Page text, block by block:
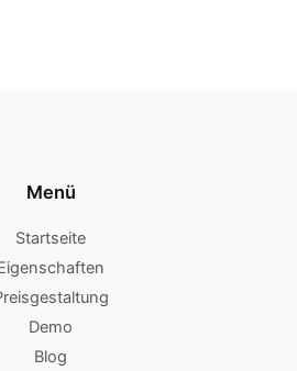
Menü
Startseite
Demo
Blog